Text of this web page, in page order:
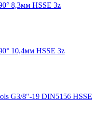
8,3мм HSSE 3z
10,4мм HSSE 3z
G3/8"-19 DIN5156 HSSE